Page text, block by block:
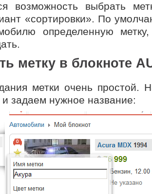
возможность выбрать
«сортировки». По
определенную
метку в блокноте
метки очень простой.
и задаем нужное название: